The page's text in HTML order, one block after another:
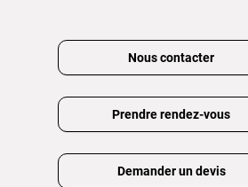
Nous contacter
Prendre rendez-vous
Demander un devis